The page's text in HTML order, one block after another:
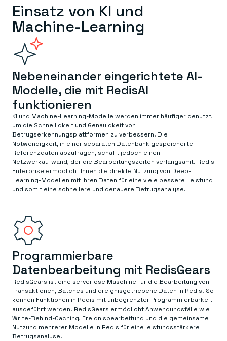
Einsatz von KI und
Machine-Learning
Nebeneinander eingerichtete AI-
Modelle, die mit RedisAI
funktionieren
KI und Machine-Learning-Modelle werden immer häufiger genutzt,
um die Schnelligkeit und Genauigkeit von
Betrugserkennungsplattformen zu verbessern. Die
Notwendigkeit, in einer separaten Datenbank gespeicherte
Referenzdaten abzufragen, schafft jedoch einen
Netzwerkaufwand, der die Bearbeitungszeiten verlangsamt. Redis
Enterprise ermöglicht Ihnen die direkte Nutzung von Deep-
Learning-Modellen mit Ihren Daten für eine viele bessere Leistung
und somit eine schnellere und genauere Betrugsanalyse.
Programmierbare
Datenbearbeitung mit RedisGears
RedisGears ist eine serverlose Maschine für die Bearbeitung von
Transaktionen, Batches und ereignisgetriebene Daten in Redis. So
können Funktionen in Redis mit unbegrenzter Programmierbarkeit
ausgeführt werden. RedisGears ermöglicht Anwendungsfälle wie
Write-Behind-Caching, Ereignisbearbeitung und die gemeinsame
Nutzung mehrerer Modelle in Redis für eine leistungsstärkere
Betrugsanalyse.